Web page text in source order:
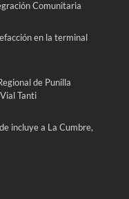
Comunitaria
en la terminal
de Punilla
incluye a La Cumbre,